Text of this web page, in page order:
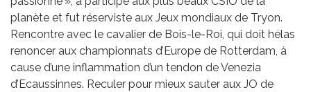
planète et fut réserviste aux Jeux mondiaux de Tryon.
Rencontre avec le cavalier de Bois-le-Roi, qui doit hélas
renoncer aux championnats d’Europe de Rotterdam, à
cause d’une inflammation d’un tendon de Venezia
d’Ecaussinnes. Reculer pour mieux sauter aux JO de